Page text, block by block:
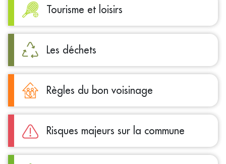
Tourisme et loisirs
Les déchets
Règles du bon voisinage
Risques majeurs sur la commune